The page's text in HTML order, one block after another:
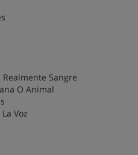
Realmente Sangre
O Animal
Voz